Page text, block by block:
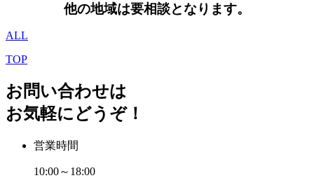
他の地域は要相談となります。
ALL
TOP
お問い合わせは
お気軽にどうぞ！
営業時間
10:00～18:00